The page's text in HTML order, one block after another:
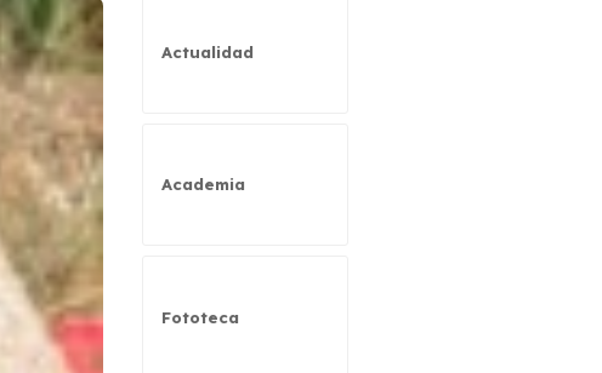
Actualidad
Academia
Fototeca